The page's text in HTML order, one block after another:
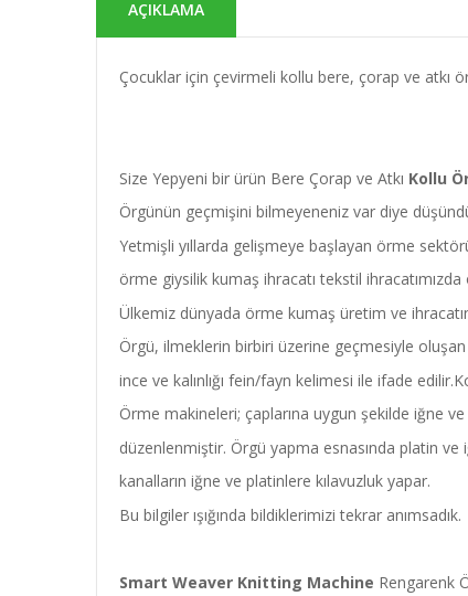
AÇIKLAMA
Çocuklar için çevirmeli kollu bere, çorap ve atkı
Size Yepyeni bir ürün Bere Çorap ve Atkı Kollu
Örgünün geçmişini bilmeyeneniz var diye
Yetmişli yıllarda gelişmeye başlayan örme
örme giysilik kumaş ihracatı tekstil
Ülkemiz dünyada örme kumaş üretim ve
Örgü, ilmeklerin birbiri üzerine geçmesiyle
ince ve kalınlığı fein/fayn kelimesi ile ifade
Örme makineleri; çaplarına uygun şekilde iğne
düzenlenmiştir. Örgü yapma esnasında platin
kanalların iğne ve platinlere kılavuzluk yapar.
Bu bilgiler ışığında bildiklerimizi tekrar anımsadık.
Smart Weaver Knitting Machine Rengarenk